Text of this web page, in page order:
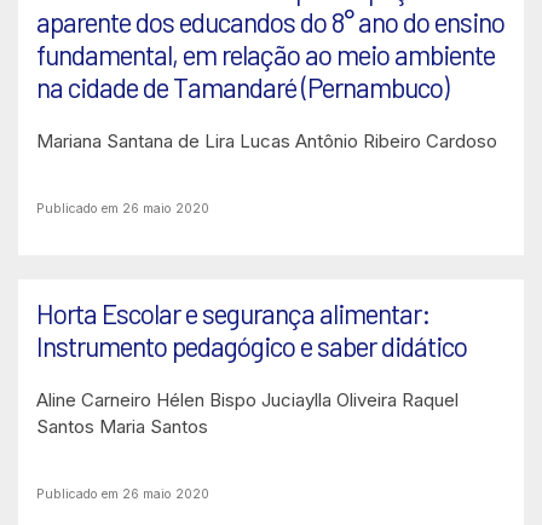
aparente dos educandos do 8° ano do ensino
fundamental, em relação ao meio ambiente
na cidade de Tamandaré (Pernambuco)
Mariana Santana de Lira Lucas Antônio Ribeiro Cardoso
Publicado em 26 maio 2020
Horta Escolar e segurança alimentar:
Instrumento pedagógico e saber didático
Aline Carneiro Hélen Bispo Juciaylla Oliveira Raquel
Santos Maria Santos
Publicado em 26 maio 2020